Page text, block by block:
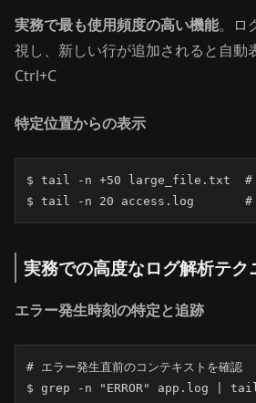
実務で最も使用頻度の高い機能。ロ
視し、新しい行が追加されると自動
Ctrl+C
特定位置からの表示
$ tail -n +50 large_file.txt  # 50
$ tail -n 20 access.log       #
実務での高度なログ解析テク
エラー発生時刻の特定と追跡
# エラー発生直前のコンテキストを確認
$ grep -n "ERROR" app.log | tail -